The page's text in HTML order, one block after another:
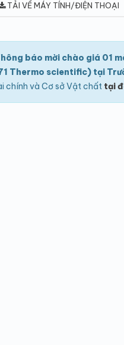
TẢI VỀ MÁY TÍNH/ĐIỆN THOẠI
báo mời chào giá 01
Thermo scientific) tại
chính và Cơ sở Vật chất tại